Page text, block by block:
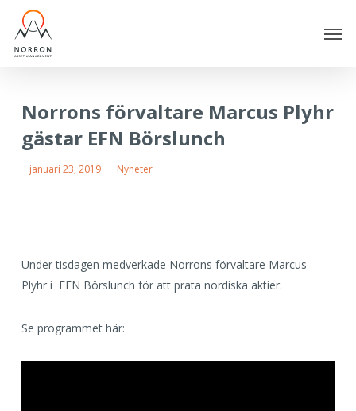
main
Norrons förvaltare Marcus Plyhr
gästar EFN Börslunch
januari 23, 2019 Nyheter
Under tisdagen medverkade Norrons förvaltare Marcus
Plyhr i EFN Börslunch för att prata nordiska aktier.
Se programmet här: